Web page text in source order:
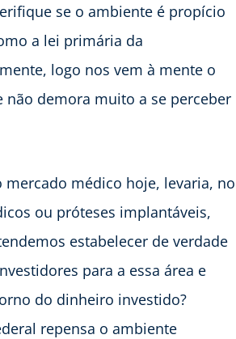
se o ambiente é propício
a lei primária da
logo nos vem à mente o
demora muito a se perceber
médico hoje, levaria, no
ou próteses implantáveis,
estabelecer de verdade
para a essa área e
do dinheiro investido?
repensa o ambiente